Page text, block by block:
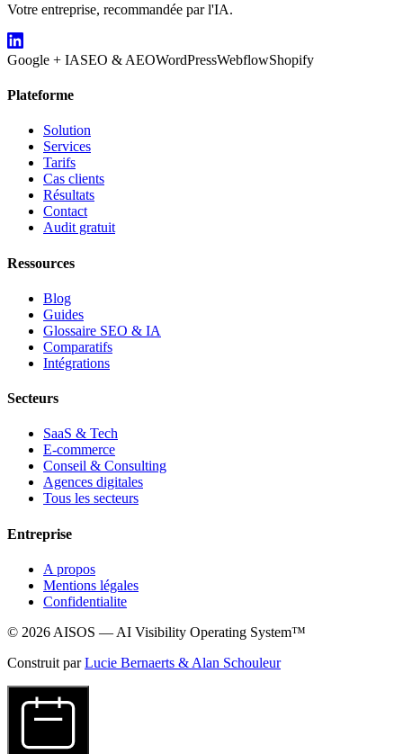
Votre entreprise, recommandée par l'IA.
Google + IASEO & AEOWordPressWebflowShopify
Plateforme
Solution
Services
Tarifs
Cas clients
Résultats
Contact
Audit gratuit
Ressources
Blog
Guides
Glossaire SEO & IA
Comparatifs
Intégrations
Secteurs
SaaS & Tech
E-commerce
Conseil & Consulting
Agences digitales
Tous les secteurs
Entreprise
A propos
Mentions légales
Confidentialite
© 2026 AISOS — AI Visibility Operating System™
Construit par Lucie Bernaerts & Alan Schouleur